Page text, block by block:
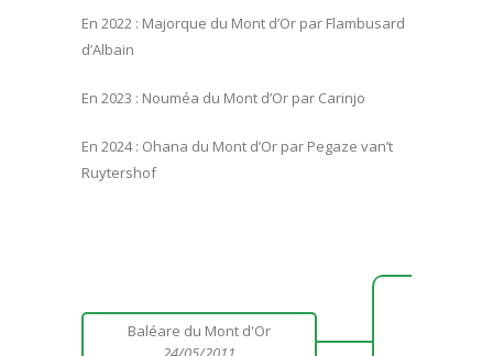
En 2022 : Majorque du Mont d’Or par Flambusard
d’Albain
En 2023 : Nouméa du Mont d’Or par Carinjo
En 2024 : Ohana du Mont d’Or par Pegaze van’t
Ruytershof
Baléare du Mont d'Or